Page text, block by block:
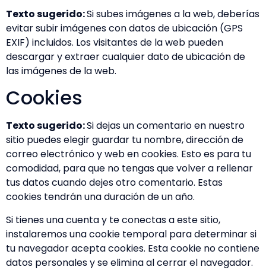
Texto sugerido:Si subes imágenes a la web, deberías
evitar subir imágenes con datos de ubicación (GPS
EXIF) incluidos. Los visitantes de la web pueden
descargar y extraer cualquier dato de ubicación de
las imágenes de la web.
Cookies
Texto sugerido:Si dejas un comentario en nuestro
sitio puedes elegir guardar tu nombre, dirección de
correo electrónico y web en cookies. Esto es para tu
comodidad, para que no tengas que volver a rellenar
tus datos cuando dejes otro comentario. Estas
cookies tendrán una duración de un año.
Si tienes una cuenta y te conectas a este sitio,
instalaremos una cookie temporal para determinar si
tu navegador acepta cookies. Esta cookie no contiene
datos personales y se elimina al cerrar el navegador.